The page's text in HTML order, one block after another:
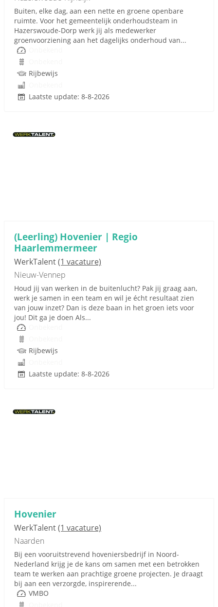
Buiten, elke dag, aan een nette en groene openbare
ruimte. Voor het gemeentelijk onderhoudsteam in
Hazerswoude-Dorp werk jij als medewerker
groenvoorziening aan het dagelijks onderhoud van...
Rijbewijs
Laatste update: 8-8-2026
(Leerling) Hovenier | Regio
Haarlemmermeer
WerkTalent(1 vacature)
Nieuw-Vennep
Houd jij van werken in de buitenlucht? Pak jij graag aan,
werk je samen in een team en wil je écht resultaat zien
van jouw inzet? Dan is deze baan in het groen iets voor
jou! Dit ga je doen Als...
Rijbewijs
Laatste update: 8-8-2026
Hovenier
WerkTalent(1 vacature)
Naarden
Bij een vooruitstrevend hoveniersbedrijf in Noord-
Nederland krijg je de kans om samen met een betrokken
team te werken aan prachtige groene projecten. Je draagt
bij aan een verzorgde, inspirerende...
VMBO